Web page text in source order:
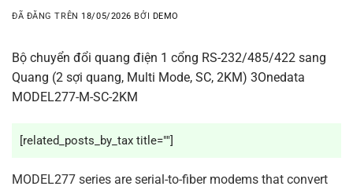
ĐÃ ĐĂNG TRÊN 18/05/2026 BỞI DEMO
Bộ chuyển đổi quang điện 1 cổng RS-232/485/422 sang
Quang (2 sợi quang, Multi Mode, SC, 2KM) 3Onedata
MODEL277-M-SC-2KM
[related_posts_by_tax title=""]
MODEL277 series are serial-to-fiber modems that convert